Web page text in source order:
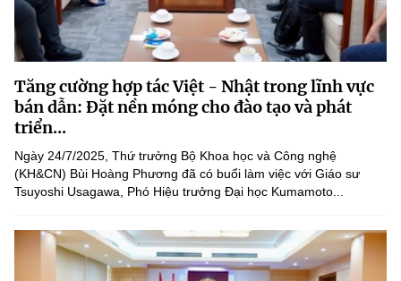
Tăng cường hợp tác Việt - Nhật trong lĩnh vực
bán dẫn: Đặt nền móng cho đào tạo và phát
triển...
Ngày 24/7/2025, Thứ trưởng Bộ Khoa học và Công nghệ
(KH&CN) Bùi Hoàng Phương đã có buổi làm việc với Giáo sư
Tsuyoshi Usagawa, Phó Hiệu trưởng Đại học Kumamoto...